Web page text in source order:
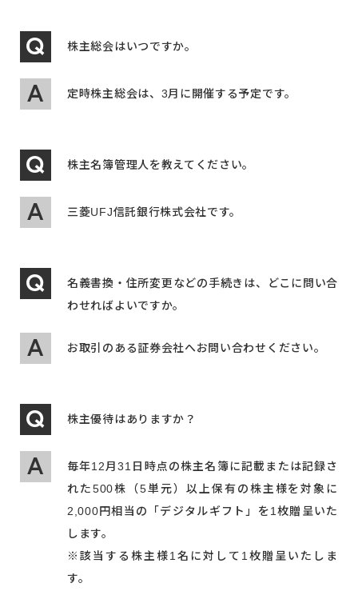
株主総会はいつですか。
定時株主総会は、3月に開催する予定です。
株主名簿管理人を教えてください。
三菱UFJ信託銀行株式会社です。
名義書換・住所変更などの手続きは、どこに問い合
わせればよいですか。
お取引のある証券会社へお問い合わせください。
株主優待はありますか？
毎年12月31日時点の株主名簿に記載または記録さ
れた500株（5単元）以上保有の株主様を対象に
2,000円相当の「デジタルギフト」を1枚贈呈いた
します。
※該当する株主様1名に対して1枚贈呈いたしま
す。